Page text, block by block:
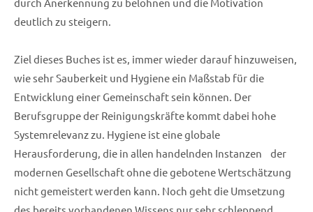
deutlich zu steigern.
Ziel dieses Buches ist es, immer wieder darauf hinzuweisen,
wie sehr Sauberkeit und Hygiene ein Maßstab für die
Entwicklung einer Gemeinschaft sein können. Der
Berufsgruppe der Reinigungskräfte kommt dabei hohe
Systemrelevanz zu. Hygiene ist eine globale
Herausforderung, die in allen handelnden Instanzen der
modernen Gesellschaft ohne die gebotene Wertschätzung
nicht gemeistert werden kann. Noch geht die Umsetzung
des bereits vorhandenen Wissens nur sehr schleppend